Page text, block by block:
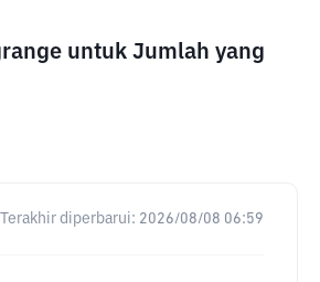
untuk Jumlah yang
Terakhir diperbarui: 2026/08/08 06:59